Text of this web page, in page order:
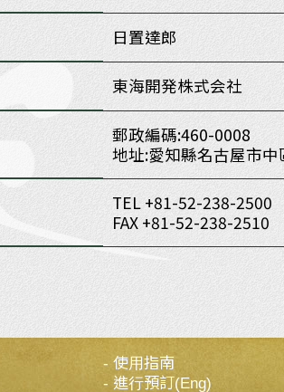
日置達郎
東海開発株式会社
郵政編碼:460-0008
地址:愛知縣名古屋市
TEL +81-52-238-2500
FAX +81-52-238-2510
使用指南
進行預訂(Eng)